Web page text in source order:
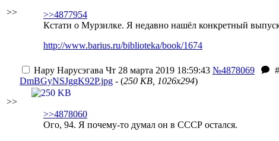
>>
>>4877954
Кстати о Мурзилке. Я недавно нашёл конкретный
http://www.barius.ru/biblioteka/book/1674
>>
Нару Нарусэгава Чт 28 марта 2019 18:59:43 №4878069
DmBGyNSJggK92P.jpg - (250 KB, 1026x294)
>>4878060
Ого, 94. Я почему-то думал он в СССР остался.